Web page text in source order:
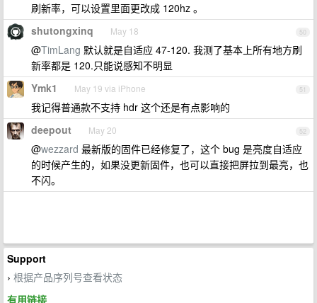
刷新率，可以设置里面更改成 120hz 。
50
shutongxinq May 18
@TimLang 默认就是自适应 47-120. 我测了基本上所有地方刷
新率都是 120.只能说感知不明显
51
Ymk1 May 19 via iPhone
我记得普通款不支持 hdr 这个还是有点影响的
52
deepout May 20
@wezzard 最新版的固件已经修复了，这个 bug 是亮度自适应
的时候产生的，如果没更新固件，也可以直接把屏拉到最亮，也
不闪。
Support
› 根据产品序列号查看状态
有用链接